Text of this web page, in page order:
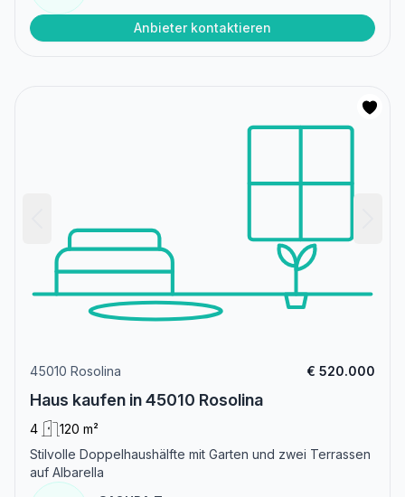
Anbieter kontaktieren
45010 Rosolina € 520.000
Haus kaufen in 45010 Rosolina
4
120 m²
Stilvolle Doppelhaushälfte mit Garten und zwei Terrassen
auf Albarella